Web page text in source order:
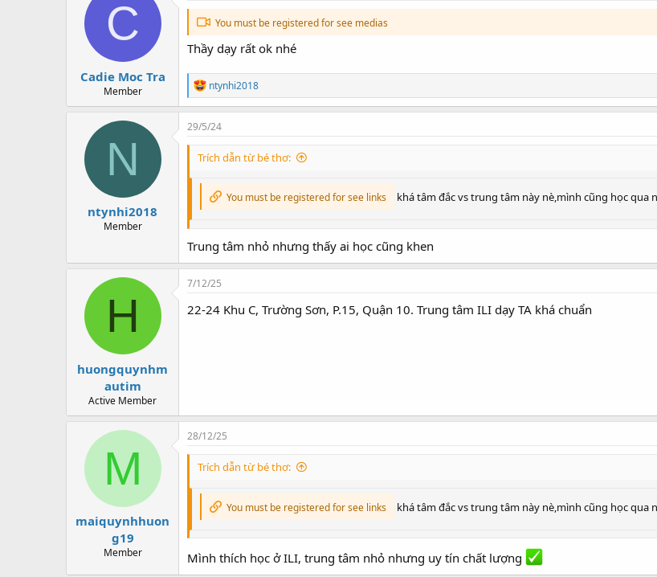
i
o
n
s
C
Cadie Moc Tra
Member
You must be registered for see medias
Thầy dạy rất ok nhé
R
e
a
c
o
:
ntynhi2018
N
ntynhi2018
Member
29/5/24
Trích dẫn từ bé thơ:
You must be registered for see links khá tâm đắc vs trung tâm này nè,mình cũng học qua
Trung tâm nhỏ nhưng thấy ai học cũng khen
H
huongquynhm
autim
Active Member
7/12/25
22-24 Khu C, Trường Sơn, P.15, Quận 10. Trung tâm ILI dạy TA khá chuẩn
M
maiquynhhuon
g19
Member
28/12/25
Trích dẫn từ bé thơ:
You must be registered for see links khá tâm đắc vs trung tâm này nè,mình cũng học qua
Mình thích học ở ILI, trung tâm nhỏ nhưng uy tín chất lượng